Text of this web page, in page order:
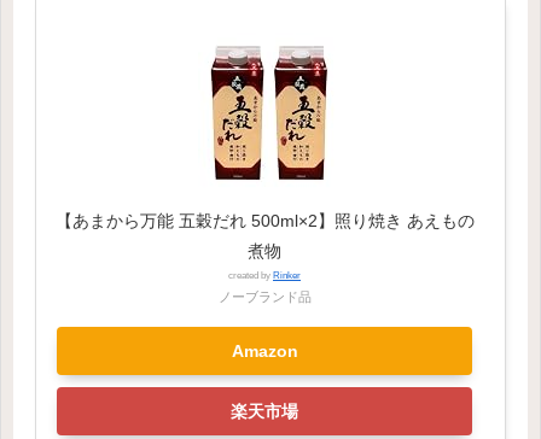
【あまから万能 五穀だれ 500ml×2】照り焼き あえもの
煮物
created by Rinker
ノーブランド品
Amazon
楽天市場